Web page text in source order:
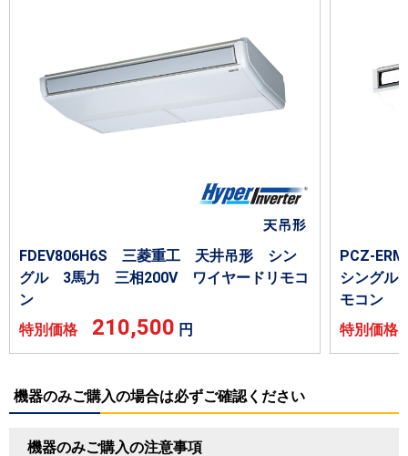
FDEV806H6S 三菱重工 天井吊形 シン
グル 3馬力 三相200V ワイヤードリモコ
ン
特別価格 210,500 円
PCZ-
シング
モコン
特別価
機器のみご購入の場合は必ずご確認ください
機器のみご購入の注意事項